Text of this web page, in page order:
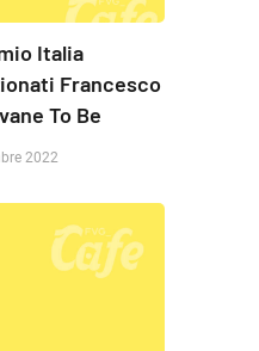
Italia
Francesco
To Be
2022